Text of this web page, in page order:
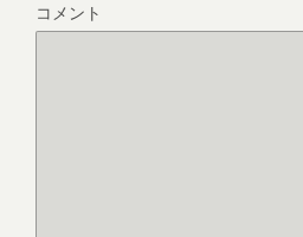
コメント